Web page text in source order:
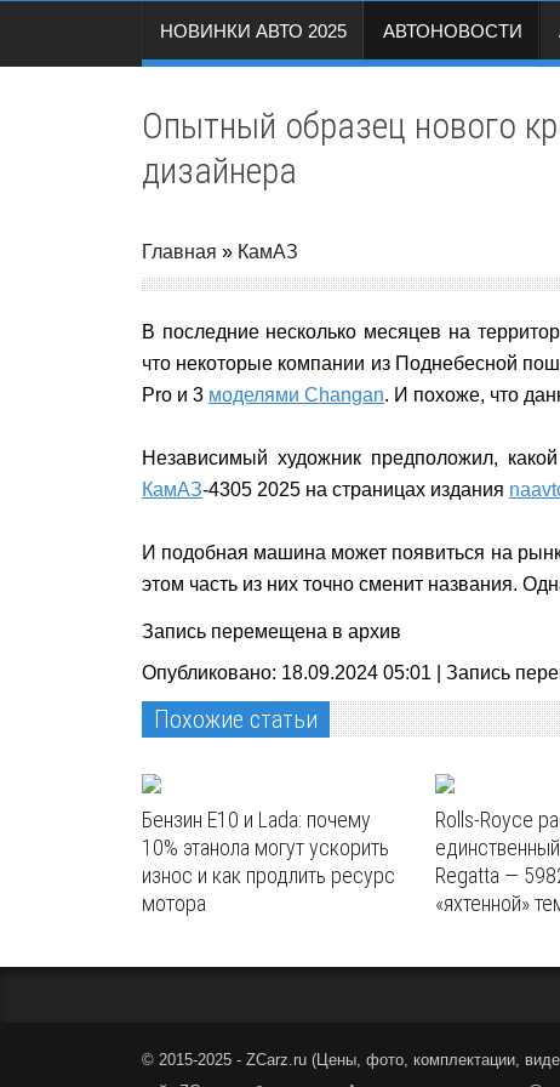
НОВИНКИ АВТО 2025 АВТОНОВОСТИ
Опытный образец нового
дизайнера
Главная » КамАЗ
В последние несколько месяцев на
что некоторые компании из Поднебесной
Pro и 3 моделями Changan. И похоже, что
Независимый художник предположил,
КамАЗ-4305 2025 на страницах издания
И подобная машина может появиться на
этом часть из них точно сменит названия.
Запись перемещена в архив
Опубликовано: 18.09.2024 05:01 | Запись
Похожие статьи
Бензин E10 и Lada: почему
10% этанола могут ускорить
износ и как продлить ресурс
мотора
Rolls-Royce
Regatta —
«яхтенной»
© 2015-2025 - ZCarz.ru (Цены, фото, комплектации,